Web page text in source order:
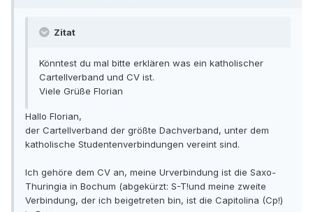
Zitat
Könntest du mal bitte erklären was ein katholischer
Cartellverband und CV ist.
Viele Grüße Florian
Hallo Florian,
der Cartellverband der größte Dachverband, unter dem
katholische Studentenverbindungen vereint sind.
Ich gehöre dem CV an, meine Urverbindung ist die Saxo-
Thuringia in Bochum (abgekürzt: S-T!und meine zweite
Verbindung, der ich beigetreten bin, ist die Capitolina (Cp!)